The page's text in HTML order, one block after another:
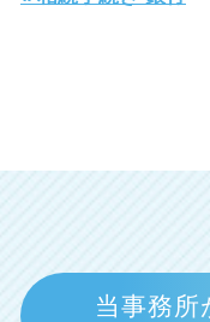
当事務所